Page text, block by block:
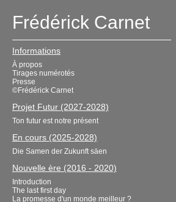
Frédérick Carnet
Informations
À propos
Tirages numérotés
Presse
©Frédérick Carnet
Projet Futur (2027-2028)
Ton futur est notre présent
En cours (2025-2028)
Die Samen der Zukunft säen
Nouvelle ère (2016 - 2020)
Introduction
The last first day
La promesse d'un monde meilleur ?